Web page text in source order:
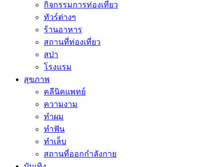
กิจกรรมการท่องเที่ยว
ทัวร์ต่างๆ
ร้านอาหาร
สถานที่ท่องเที่ยว
สปา
โรงแรม
สุขภาพ
คลีนิคแพทย์
ความงาม
ทำผม
ทำฟัน
ทำเล็บ
สถานที่ออกกำลังกาย